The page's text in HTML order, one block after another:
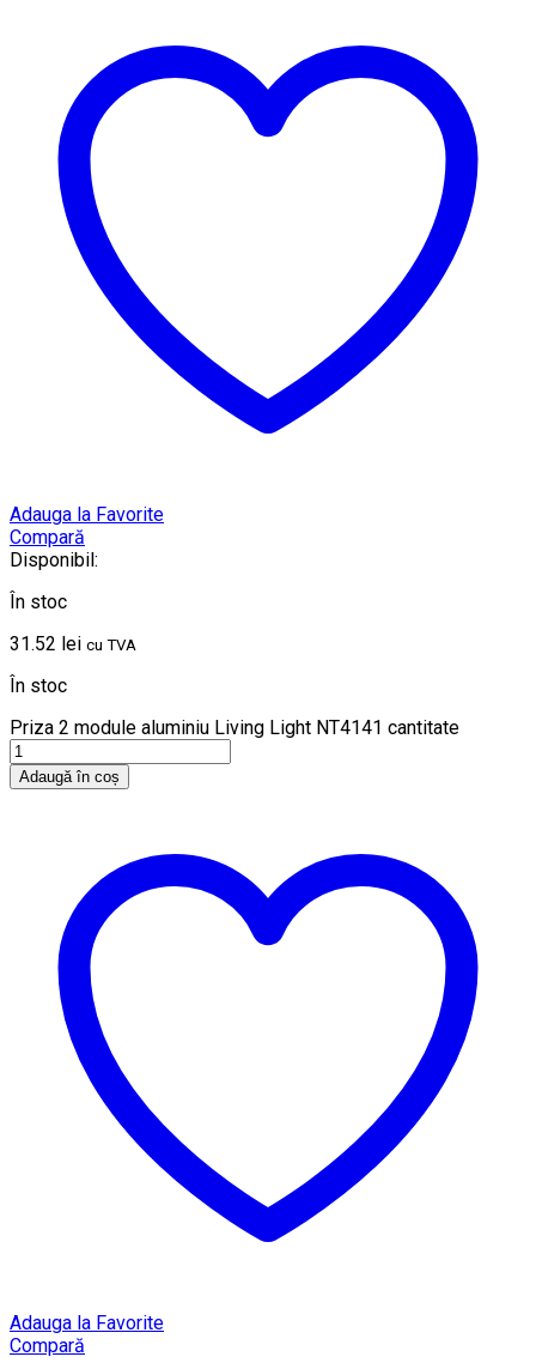
Adauga la Favorite
Compară
Disponibil:
În stoc
31.52 lei cu TVA
În stoc
Priza 2 module aluminiu Living Light NT4141 cantitate
Adaugă în coș
Adauga la Favorite
Compară